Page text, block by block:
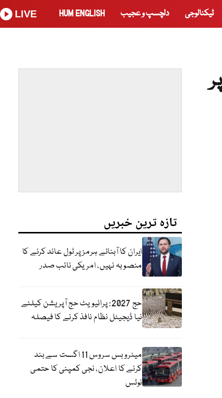
ٹیکنالوجی دلچسپ و عجیب HUM ENGLISH
LIVE
تازہ ترین خبریں
ایران کا آبنائے ہرمز پر ٹول عائد کرنے کا
منصوبہ نہیں، امریکی نائب صدر
حج 2027: پرائیویٹ حج آپریشن کیلئے
نیا ڈیجیٹل نظام نافذ کرنے کا فیصلہ
میٹرو بس سروس 11 اگست سے بند
کرنے کا اعلان، نجی کمپنی کا حتمی
نوٹس